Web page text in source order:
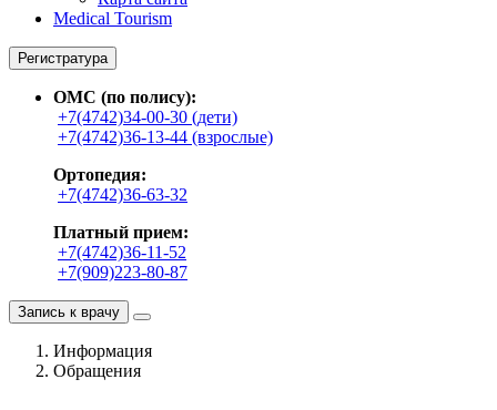
Medical Tourism
Регистратура
ОМС (по полису):
+7(4742)34-00-30 (дети)
+7(4742)36-13-44 (взрослые)
Ортопедия:
+7(4742)36-63-32
Платный прием:
+7(4742)36-11-52
+7(909)223-80-87
Запись к врачу
Информация
Обращения